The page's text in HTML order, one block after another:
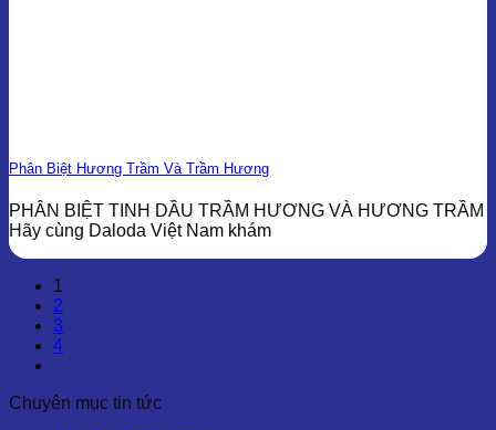
Phân Biệt Hương Trầm Và Trầm Hương
PHÂN BIỆT TINH DẦU TRẦM HƯƠNG VÀ HƯƠNG TRẦM
Hãy cùng Daloda Việt Nam khám
1
2
3
4
Chuyên mục tin tức